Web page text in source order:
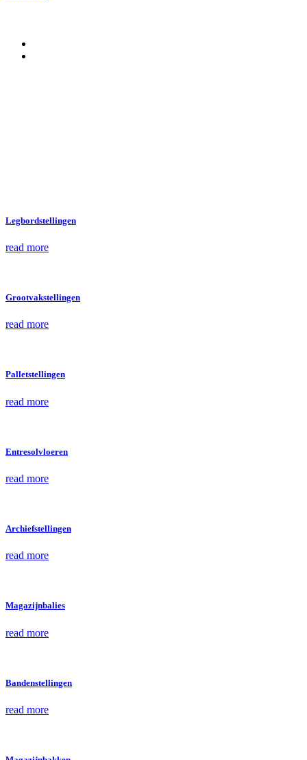
Legbordstellingen
read more
Grootvakstellingen
read more
Palletstellingen
read more
Entresolvloeren
read more
Archiefstellingen
read more
Magazijnbalies
read more
Bandenstellingen
read more